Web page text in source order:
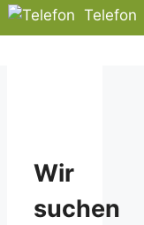
human.
Telefon
Wir
suchen